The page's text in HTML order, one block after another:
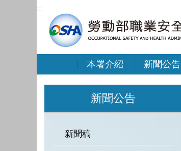
:::
本署介紹 新聞公告
新聞公告
新聞稿